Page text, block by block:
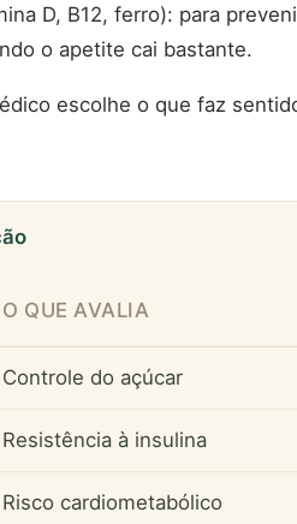
D, B12, ferro): para
o apetite cai bastante.
escolhe o que faz
O QUE AVALIA
Controle do açúcar
Resistência à insulina
Risco cardiometabólico